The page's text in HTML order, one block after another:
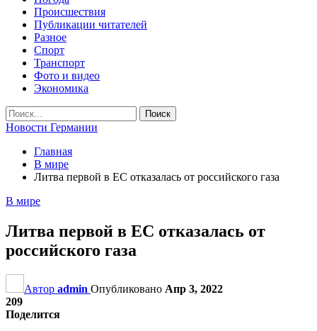
Происшествия
Публикации читателей
Разное
Спорт
Транспорт
Фото и видео
Экономика
Новости Германии
Главная
В мире
Литва первой в ЕС отказалась от российского газа
В мире
Литва первой в ЕС отказалась от
российского газа
Автор admin Опубликовано Апр 3, 2022
209
Поделится